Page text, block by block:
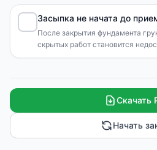
Засыпка не начата до
После закрытия фундамента
скрытых работ становится
Скачать
Начать